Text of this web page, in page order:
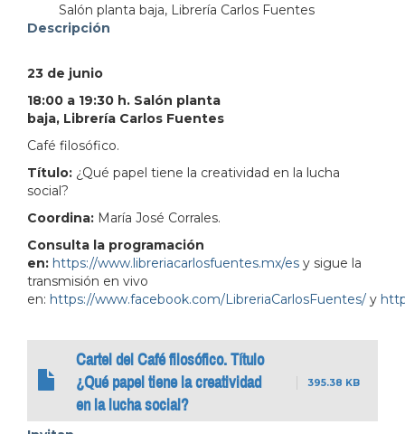
Salón planta baja, Librería Carlos Fuentes
Descripción
23 de junio
18:00 a 19:30 h. Salón planta
baja, Librería Carlos Fuentes
Café filosófico.
Título: ¿Qué papel tiene la creatividad en la lucha
social?
Coordina: María José Corrales.
Consulta la programación
en: https://www.libreriacarlosfuentes.mx/es y sigue la
transmisión en vivo
en: https://www.facebook.com/LibreriaCarlosFuentes/ y
Cartel del Café filosófico. Título
¿Qué papel tiene la creatividad
en la lucha social?
395.38 KB